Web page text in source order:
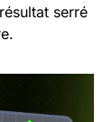
serré